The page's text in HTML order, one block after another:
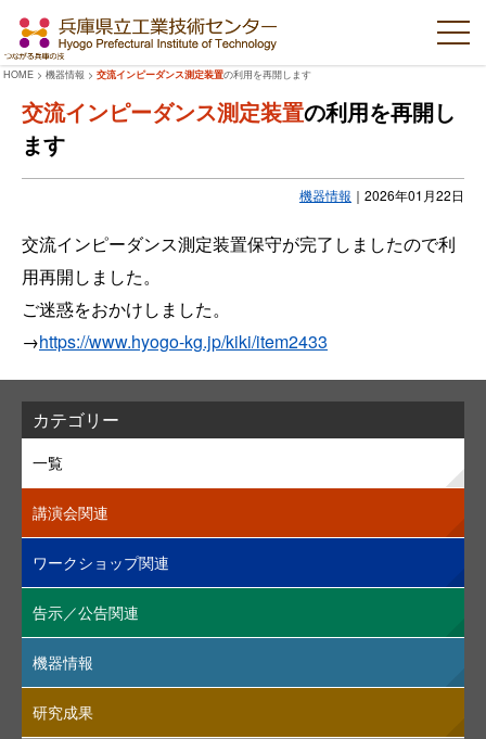
HOME > 機器情報 > 交流インピーダンス測定装置の利用を再開します
交流インピーダンス測定装置の利用を再開し
ます
機器情報 ｜ 2026年01月22日
交流インピーダンス測定装置保守が完了しましたので利
用再開しました。
ご迷惑をおかけしました。
→https://www.hyogo-kg.jp/kiki/item2433
カテゴリー
一覧
講演会関連
ワークショップ関連
告示／公告関連
機器情報
研究成果